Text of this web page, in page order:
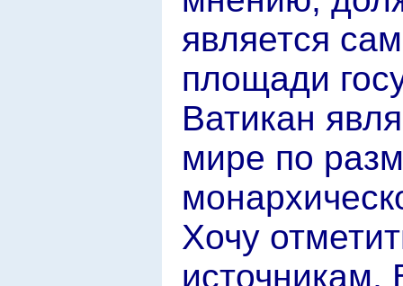
является
площади
Ватикан
мире по
Хочу
источникам,